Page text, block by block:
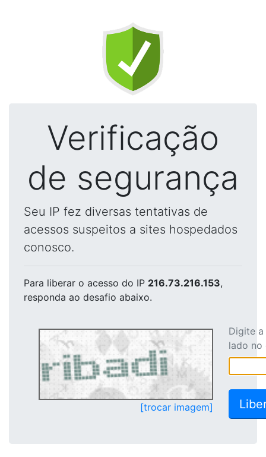
Verificação
de segurança
Seu IP fez diversas tentativas de
acessos suspeitos a sites hospedados
conosco.
Para liberar o acesso do IP 216.73.216.153,
responda ao desafio abaixo.
[trocar imagem]
Digite
lado no